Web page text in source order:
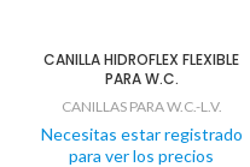
CANILLA HIDROFLEX FLEXIBLE
PARA W.C.
CANILLAS PARA W.C.-L.V.
Necesitas estar registrado
para ver los precios